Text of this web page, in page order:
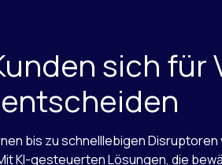
sich für
entscheiden
bis zu schnelllebigen
KI-gesteuerten Lösungen, die